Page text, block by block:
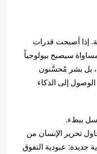
إذا أصبحت قدرات
سيصبح بيولوجياً
بل بشر مُحسَّنون
إلى الذكاء
ببطء.
تحرير الإنسان من
جديدة: عبودية التفوق